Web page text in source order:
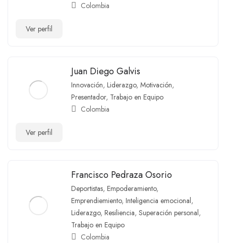
Colombia
Ver perfil
Juan Diego Galvis
Innovación, Liderazgo, Motivación,
Presentador, Trabajo en Equipo
Colombia
Ver perfil
Francisco Pedraza Osorio
Deportistas, Empoderamiento,
Emprendiemiento, Inteligencia emocional,
Liderazgo, Resiliencia, Superación personal,
Trabajo en Equipo
Colombia